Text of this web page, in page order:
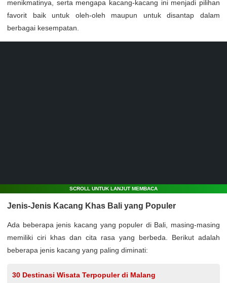
menikmatinya, serta mengapa kacang-kacang ini menjadi pilihan
favorit baik untuk oleh-oleh maupun untuk disantap dalam
berbagai kesempatan.
SCROLL UNTUK LANJUT MEMBACA
Jenis-Jenis Kacang Khas Bali yang Populer
Ada beberapa jenis kacang yang populer di Bali, masing-masing
memiliki ciri khas dan cita rasa yang berbeda. Berikut adalah
beberapa jenis kacang yang paling diminati:
30 Destinasi Wisata Terpopuler di Malang